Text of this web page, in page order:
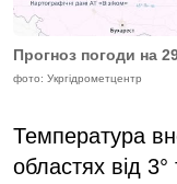
Прогноз погоди на
фото: Укргідрометцентр
Температура
областях від